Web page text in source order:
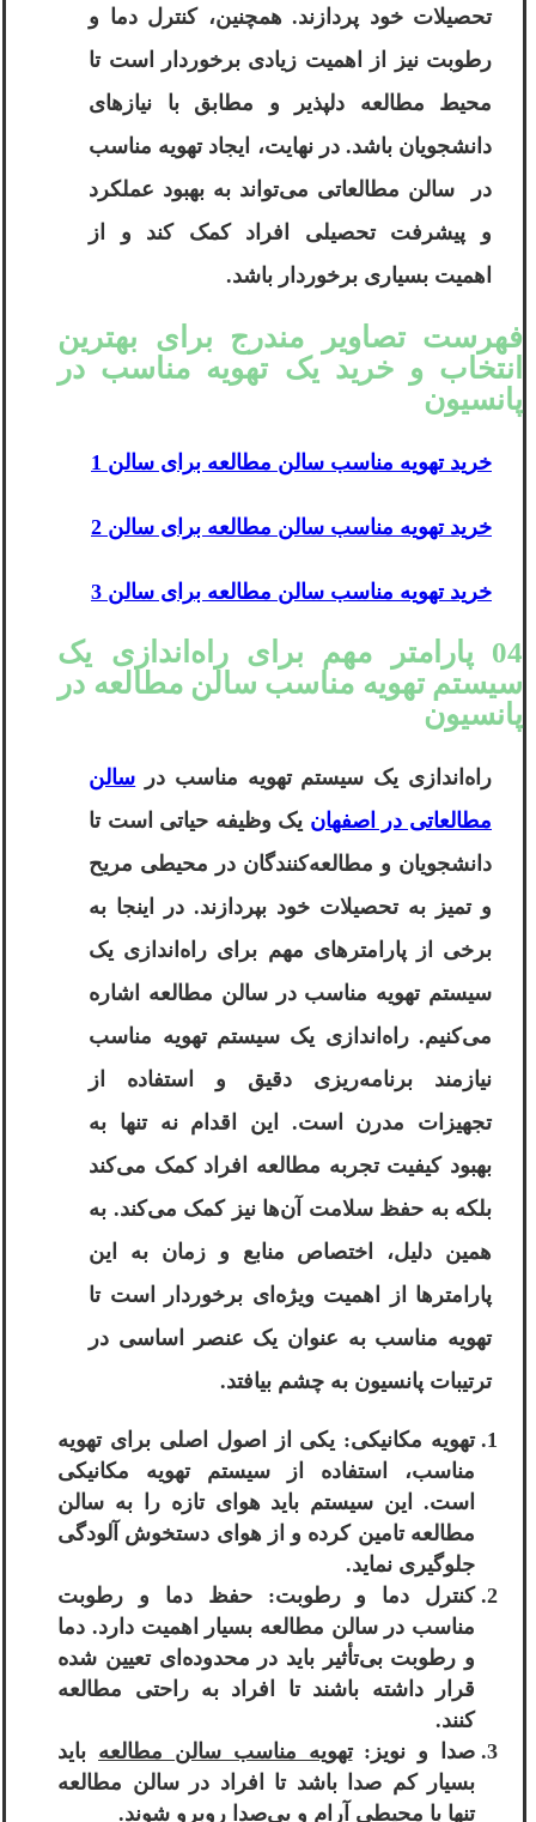
تحصیلات خود پردازند. همچنین، کنترل دما و
رطوبت نیز از اهمیت زیادی برخوردار است تا
محیط مطالعه دلپذیر و مطابق با نیازهای
دانشجویان باشد. در نهایت، ایجاد تهویه مناسب
در سالن مطالعاتی می‌تواند به بهبود عملکرد
و پیشرفت تحصیلی افراد کمک کند و از
اهمیت بسیاری برخوردار باشد.
فهرست تصاویر مندرج برای بهترین
انتخاب و خرید یک تهویه مناسب در
پانسیون
خرید تهویه مناسب سالن مطالعه برای سالن 1
خرید تهویه مناسب سالن مطالعه برای سالن 2
خرید تهویه مناسب سالن مطالعه برای سالن 3
04 پارامتر مهم برای راه‌اندازی یک
سیستم تهویه مناسب سالن مطالعه در
پانسیون
راه‌اندازی یک سیستم تهویه مناسب در سالن
مطالعاتی در اصفهان یک وظیفه حیاتی است تا
دانشجویان و مطالعه‌کنندگان در محیطی مریح
و تمیز به تحصیلات خود بپردازند. در اینجا به
برخی از پارامترهای مهم برای راه‌اندازی یک
سیستم تهویه مناسب در سالن مطالعه اشاره
می‌کنیم. راه‌اندازی یک سیستم تهویه مناسب
نیازمند برنامه‌ریزی دقیق و استفاده از
تجهیزات مدرن است. این اقدام نه تنها به
بهبود کیفیت تجربه مطالعه افراد کمک می‌کند
بلکه به حفظ سلامت آن‌ها نیز کمک می‌کند. به
همین دلیل، اختصاص منابع و زمان به این
پارامترها از اهمیت ویژه‌ای برخوردار است تا
تهویه مناسب به عنوان یک عنصر اساسی در
ترتیبات پانسیون به چشم بیافتد.
تهویه مکانیکی: یکی از اصول اصلی برای تهویه
مناسب، استفاده از سیستم تهویه مکانیکی
است. این سیستم باید هوای تازه را به سالن
مطالعه تامین کرده و از هوای دستخوش آلودگی
جلوگیری نماید.
کنترل دما و رطوبت: حفظ دما و رطوبت
مناسب در سالن مطالعه بسیار اهمیت دارد. دما
و رطوبت بی‌تأثیر باید در محدوده‌ای تعیین شده
قرار داشته باشند تا افراد به راحتی مطالعه
کنند.
صدا و نویز:تهویه مناسب سالن مطالعه باید
بسیار کم صدا باشد تا افراد در سالن مطالعه
تنها با محیطی آرام و بی‌صدا روبرو شوند.